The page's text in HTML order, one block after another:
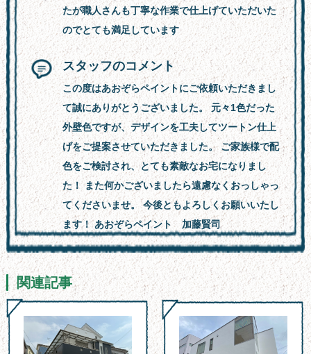
たが職人さんも丁寧な作業で仕上げていただいた
のでとても満足しています
スタッフのコメント
この度はあおぞらペイントにご依頼いただきまし
て誠にありがとうございました。 元々1色だった
外壁色ですが、デザインを工夫してツートン仕上
げをご提案させていただきました。 ご家族様で配
色をご検討され、とても素敵なお宅になりまし
た！ また何かございましたら遠慮なくおっしゃっ
てくださいませ。 今後ともよろしくお願いいたし
ます！ あおぞらペイント 加藤賢司
関連記事